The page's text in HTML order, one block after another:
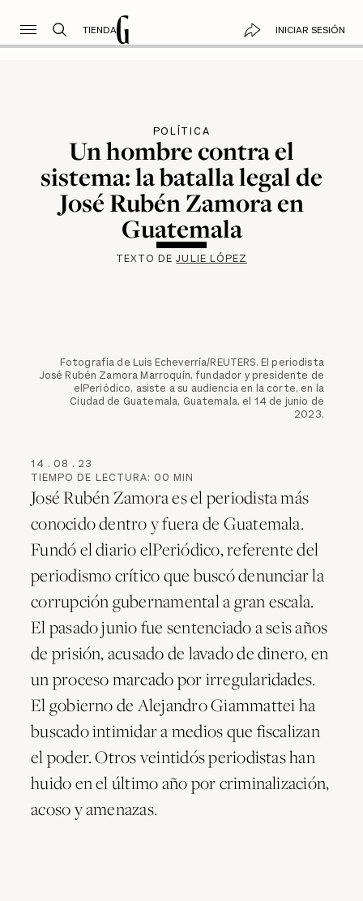
TIENDA INICIAR SESIÓN
POLÍTICA
Un hombre contra el
sistema: la batalla legal de
José Rubén Zamora en
Guatemala
TEXTO DEJULIE LÓPEZ
Fotografía de Luis Echeverría/REUTERS. El periodista
José Rubén Zamora Marroquín, fundador y presidente de
elPeriódico, asiste a su audiencia en la corte, en la
Ciudad de Guatemala, Guatemala, el 14 de junio de
2023.
14 . 08 . 23
TIEMPO DE LECTURA: 00 MIN
José Rubén Zamora es el periodista más
conocido dentro y fuera de Guatemala.
Fundó el diario elPeriódico, referente del
periodismo crítico que buscó denunciar la
corrupción gubernamental a gran escala.
El pasado junio fue sentenciado a seis años
de prisión, acusado de lavado de dinero, en
un proceso marcado por irregularidades.
El gobierno de Alejandro Giammattei ha
buscado intimidar a medios que fiscalizan
el poder. Otros veintidós periodistas han
huido en el último año por criminalización,
acoso y amenazas.